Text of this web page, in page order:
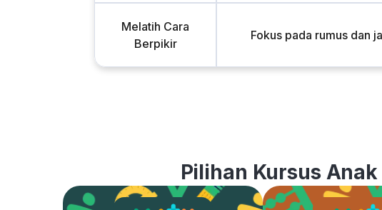
Melatih Cara
Berpikir
Fokus pada rumus dan
Pilihan Kursus